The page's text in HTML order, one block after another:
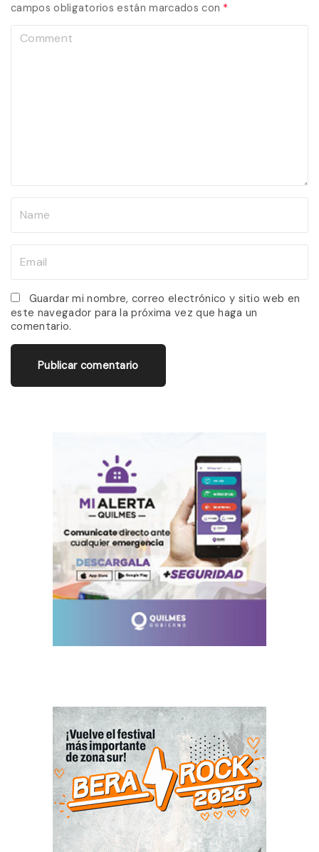
campos obligatorios están marcados con *
*
a
i
l
Guardar mi nombre, correo electrónico y sitio web en
este navegador para la próxima vez que haga un
comentario.